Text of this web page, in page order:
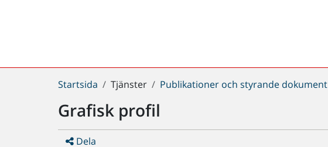
Du
här:
Startsida Tjänster Publikationer och styrande dokument
Grafisk profil
Dela